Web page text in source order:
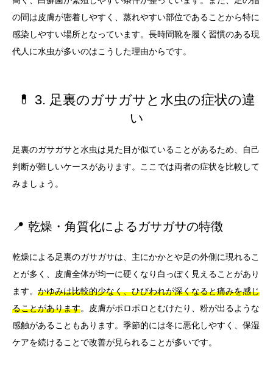
の間は皮膚が密着しやすく、蒸れやすい部位であることから特に
感染しやすい場所となっています。長時間靴を履く習慣のある現
代人に水虫が多いのはこうした理由からです。
💊 3. 足裏のガサガサと水虫の症状の違
い
足裏のガサガサと水虫は見た目が似ていることがあるため、自己
判断が難しいケースがあります。ここでは両者の症状を比較して
みましょう。
📍 乾燥・角質化によるガサガサの特徴
乾燥による足裏のガサガサは、主にかかとや足の外側に現れるこ
とが多く、皮膚全体が均一に硬くなり白っぽく見えることがあり
ます。 かゆみは比較的少なく、ひびわれが深くなると痛みを感じ
ることがあります。皮膚がポロポロとむけたり、粉が出るような
感触があることもあります。季節的には冬に悪化しやすく、保湿
ケアを続けることで改善が見られることが多いです。